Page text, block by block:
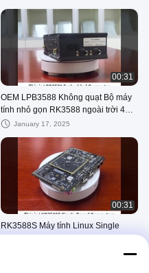
00:31
OEM LPB3588 Không quạt Bộ máy
tính nhỏ gọn RK3588 ngoài trời 4GB
8GB 16GB
January 17, 2025
00:31
RK3588S Máy tính Linux Single